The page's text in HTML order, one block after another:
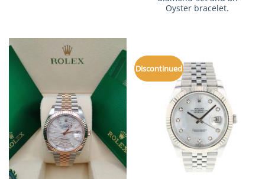
Oyster bracelet.
Discontinued